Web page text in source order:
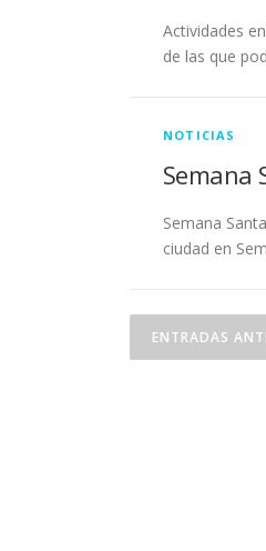
Actividades
de las que
NOTICIAS
Semana
Semana
ciudad en
ENTRADAS